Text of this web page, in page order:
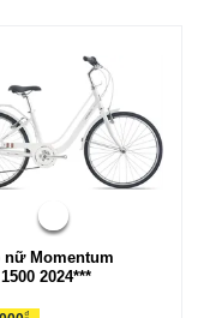
nữ Momentum
1500 2024***
₫